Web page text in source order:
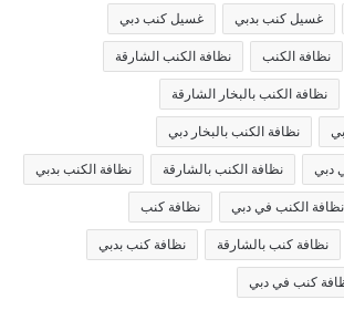
غسيل كنب بدبي غسيل كنب دبي
نظافة الكنب نظافة الكنب الشارقة
نظافة الكنب بالبخار الشارقة
نظافة الكنب بالبخار دبي
دبي نظافة الكنب بالشارقة نظافة الكنب بدبي
نظافة الكنب في دبي نظافة كنب
نظافة كنب بالشارقة نظافة كنب بدبي
كنب في دبي